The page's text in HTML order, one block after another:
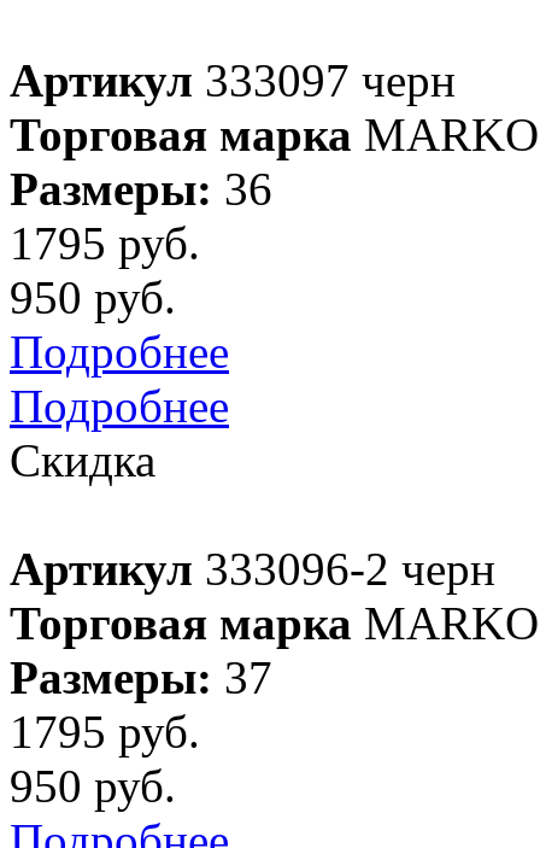
Артикул 333097 черн
Торговая марка
Размеры: 36
1795 руб.
950 руб.
Подробнее
Подробнее
Скидка
Артикул 333096-2 черн
Торговая марка
Размеры: 37
1795 руб.
950 руб.